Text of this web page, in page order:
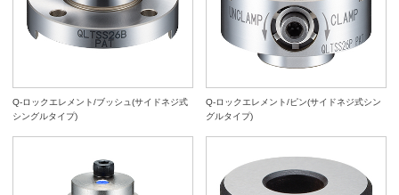
Q-ロックエレメント/ブッシュ(サイドネジ式
シングルタイプ)
Q-ロックエレメント/ピン(サイドネジ式シン
グルタイプ)